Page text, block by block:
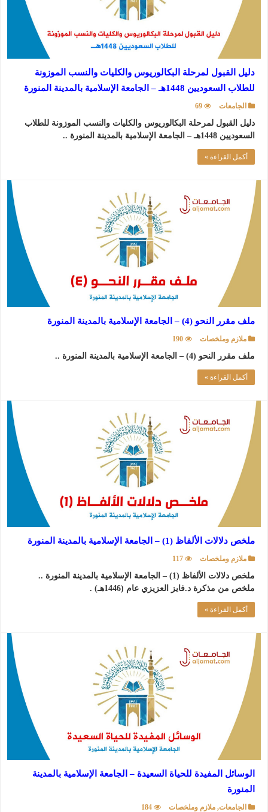
دليل القبول لمرحلة البكالوريوس والكليات والنسب الموزونة
للطلاب السعوديين 1448هـ – الجامعة الإسلامية بالمدينة المنورة
الجامعات 69
دليل القبول لمرحلة البكالوريوس والكليات والنسب الموزونة للطلاب
السعوديين 1448هـ – الجامعة الإسلامية بالمدينة المنورة ..
أكمل القراءة »
ملف مقرر النحو (4) – الجامعة الإسلامية بالمدينة المنورة
ملازم وملخصات 190
ملف مقرر النحو (4) – الجامعة الإسلامية بالمدينة المنورة ..
أكمل القراءة »
ملخص دلالات الألفاظ (1) – الجامعة الإسلامية بالمدينة المنورة
ملازم وملخصات 117
ملخص دلالات الألفاظ (1) – الجامعة الإسلامية بالمدينة المنورة ..
ملخص من مذكرة د.فايز العزيزي عام (1446هـ) .
أكمل القراءة »
الوسائل المفيدة للحياة السعيدة – الجامعة الإسلامية بالمدينة
المنورة
الجامعات,ملازم وملخصات 184